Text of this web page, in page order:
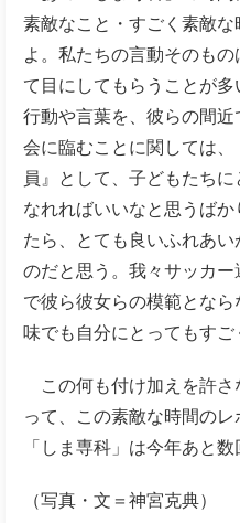
素敵なこと・すごく素敵
よ。私たちの言動そのも
て目にしてもらうことが
行動や言葉を、彼らの間
会に臨むことに関しては
員』として、子どもたち
なれればいいなと思うば
たら、とても良いふれあ
のだと思う。我々サッカ
で彼ら彼女らの模範とな
味でも自分にとってもすご
この何も付け加えを許さ
って、この素敵な時間のレ
「しま専科」は今年あと
（写真・文＝神宮克典）